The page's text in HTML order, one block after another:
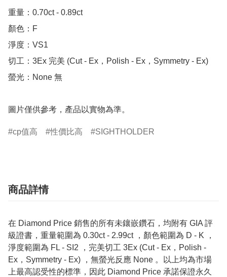
重量：0.70ct - 0.89ct
顏色：F
淨度：VS1
切工：3Ex 完美 (Cut - Ex，Polish - Ex，Symmetry - Ex)
螢光：None 無
圖片僅供參考，產品以實物為準。
cp值高 性價比高 SIGHTHOLDER
商品詳情
在 Diamond Price 銷售的所有未鑲嵌鑽石，均附有 GIA 評
級證書，重量範圍為 0.30ct - 2.99ct ，顏色範圍為 D - K ，
淨度範圍為 FL - SI2 ，完美切工 3Ex (Cut - Ex，Polish -
Ex，Symmetry - Ex) ，無螢光反應 None 。以上均為市場
上最高認受性的標準，因此 Diamond Price 承諾保證永久